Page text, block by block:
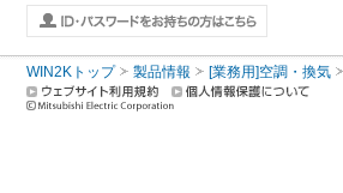
WIN2Kトップ 製品情報 [業務用]空調・換気